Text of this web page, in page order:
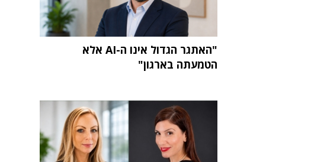
"האתגר הגדול אינו ה-AI אלא
הטמעתה בארגון"